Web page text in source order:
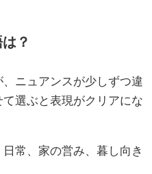
？
ニュアンスが少しずつ違
選ぶと表現がクリアにな
常、家の営み、暮し向き